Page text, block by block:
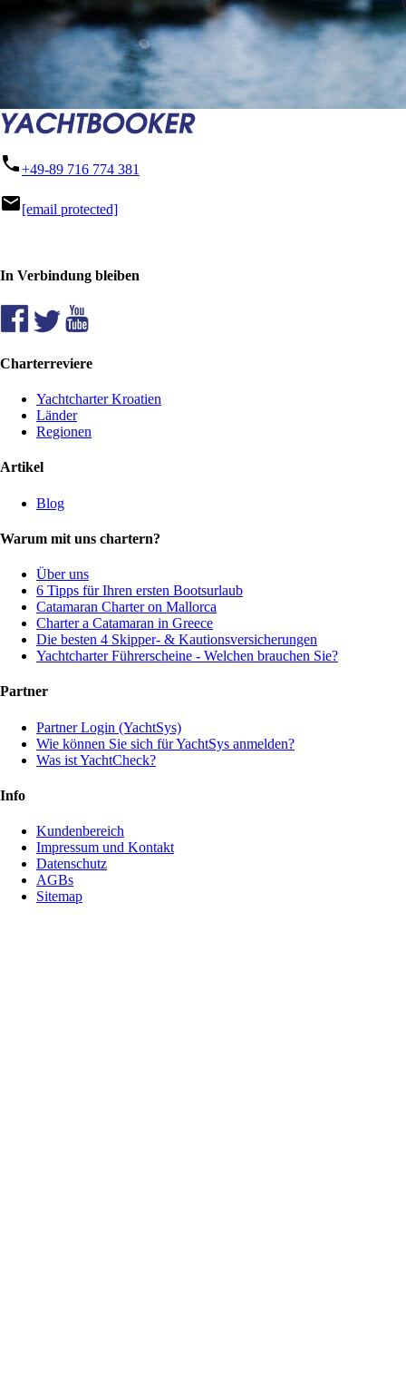
phone+49-89 716 774 381
mail[email protected]
In Verbindung bleiben
Charterreviere
Yachtcharter Kroatien
Länder
Regionen
Artikel
Blog
Warum mit uns chartern?
Über uns
6 Tipps für Ihren ersten Bootsurlaub
Catamaran Charter on Mallorca
Charter a Catamaran in Greece
Die besten 4 Skipper- & Kautionsversicherungen
Yachtcharter Führerscheine - Welchen brauchen Sie?
Partner
Partner Login (YachtSys)
Wie können Sie sich für YachtSys anmelden?
Was ist YachtCheck?
Info
Kundenbereich
Impressum und Kontakt
Datenschutz
AGBs
Sitemap